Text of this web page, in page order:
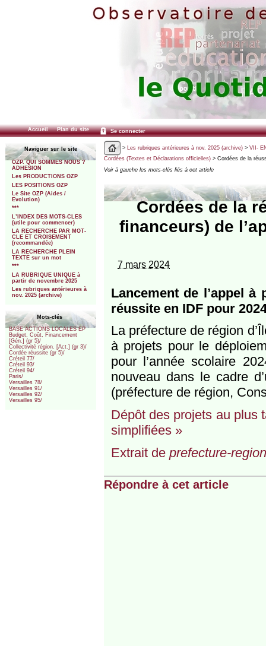
Accueil Plan du site Se connecter
Naviguer sur le site
OZP. QUI SOMMES NOUS ?
ADHESION
Les PRODUCTIONS OZP
LES POSITIONS OZP
Le Site OZP (Aides /
Evolution)
***
L’INDEX DES MOTS-CLES
(utile pour commencer)
LA RECHERCHE PAR MOT-
CLE ET CROISEMENT
(recommandée)
LA RECHERCHE PLEIN
TEXTE sur un mot
***
LA RUBRIQUE UNIQUE à
partir de novembre 2025
Les rubriques antérieures à
nov. 2025 (archive)
Mots-clés
BASE ACTIONS LOCALES EP
Budget, Coût, Financement
[Gén.] (gr 5)/
Collectivité région. [Act.] (gr 3)/
Cordée réussite (gr 5)/
Créteil 77/
Créteil 93/
Créteil 94/
Paris/
Versailles 78/
Versailles 91/
Versailles 92/
Versailles 95/
> Les rubriques antérieures à nov. 2025 (archive)> VII-
Cordées (Textes et Déclarations officielles)> Cordées de la
Voir à gauche les mots-clés liés à cet article
Cordées de la
financeurs) de
7 mars 2024
Lancement de l’appel
réussite en IDF pour
La préfecture de région
à projets pour le
pour l’année scolaire
nouveau dans le cadre
(préfecture de région,
Dépôt des projets au plus
simplifiées »
Extrait de prefecture-
Répondre à cet article